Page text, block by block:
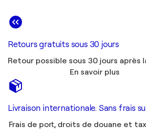
Retours gratuits sous 30 jours
Retour possible sous 30 jours après
En savoir plus
Livraison internationale. Sans frais
Frais de port, droits de douane et